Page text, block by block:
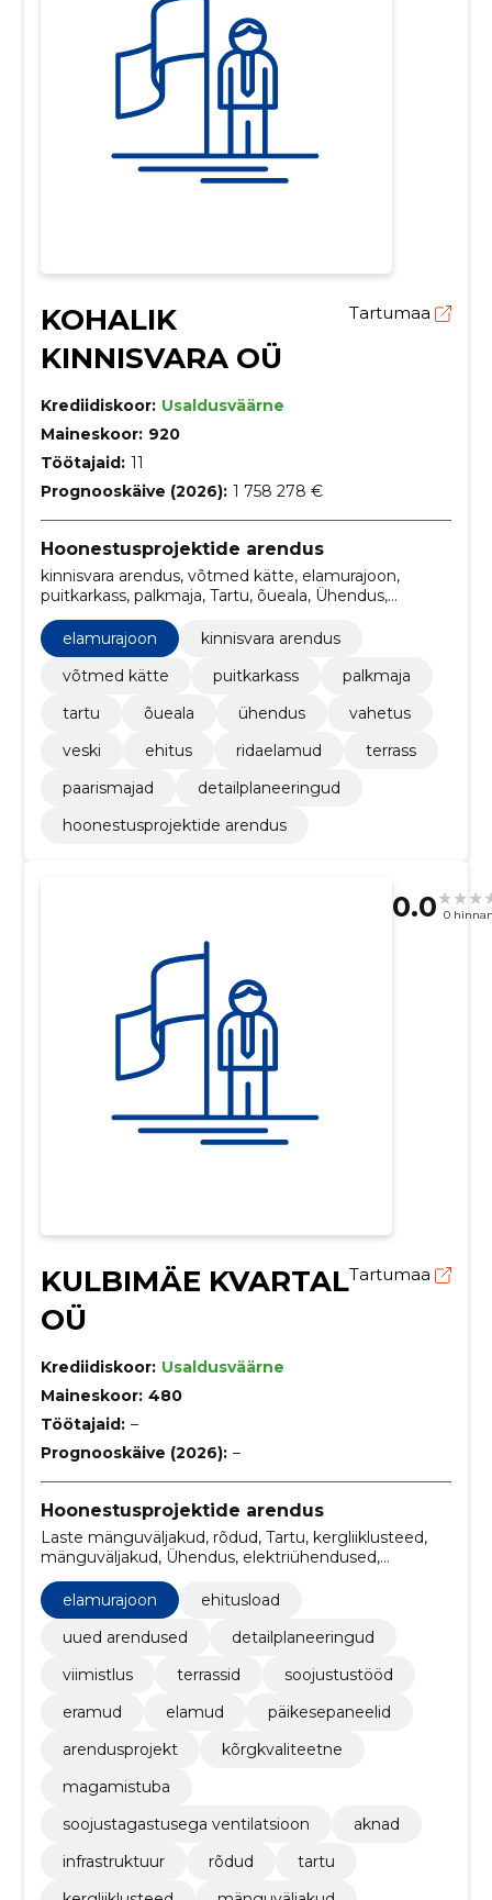
KOHALIK
KINNISVARA OÜ
Tartumaa
Krediidiskoor: Usaldusväärne
Maineskoor: 920
Töötajaid: 11
Prognooskäive (2026): 1 758 278 €
Hoonestusprojektide arendus
kinnisvara arendus, võtmed kätte, elamurajoon,
puitkarkass, palkmaja, Tartu, õueala, Ühendus,
vahetus, veski
elamurajoon
kinnisvara arendus
võtmed kätte
puitkarkass
palkmaja
tartu
õueala ühendus
vahetus
veski
ehitus ridaelamud
terrass
paarismajad
detailplaneeringud
hoonestusprojektide arendus
0.0 0
KULBIMÄE KVARTAL
OÜ
Tartumaa
Krediidiskoor: Usaldusväärne
Maineskoor: 480
Töötajaid: –
Prognooskäive (2026): –
Hoonestusprojektide arendus
Laste mänguväljakud, rõdud, Tartu, kergliiklusteed,
mänguväljakud, Ühendus, elektriühendused,
elamurajoon
ehitusload
uued arendused
detailplaneeringud
viimistlus
terrassid
soojustustööd
eramud
elamud
päikesepaneelid
arendusprojekt
kõrgkvaliteetne
magamistuba
soojustagastusega ventilatsioon
aknad
infrastruktuur
rõdud
tartu